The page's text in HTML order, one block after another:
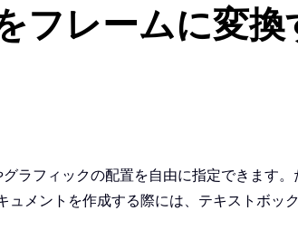
フレームに変
ラフィックの配置を自由に指定できます
メントを作成する際には、テキストボッ